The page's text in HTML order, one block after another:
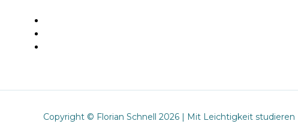
Copyright © Florian Schnell 2026 | Mit Leichtigkeit studieren |